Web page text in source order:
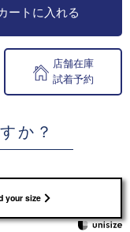
ートに入れる
店舗在庫
試着予約
か？
your size